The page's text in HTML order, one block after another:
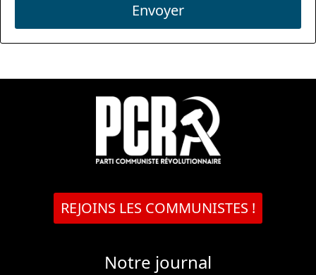
Envoyer
REJOINS LES COMMUNISTES !
Notre journal